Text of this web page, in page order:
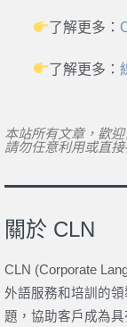
了解更多：
了解更多：
本站所有文章，歡
請勿任意利用或直
關於 CLN
CLN (Corporate
外語服務和培訓的
題，協助客戶成為